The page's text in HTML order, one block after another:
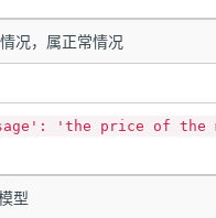
况，属正常情况
'the price of the
型